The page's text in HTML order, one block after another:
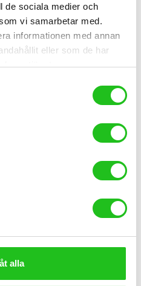
de sociala medier och
vi samarbetar med.
informationen med annan
eller som de har
tjänster.
alla